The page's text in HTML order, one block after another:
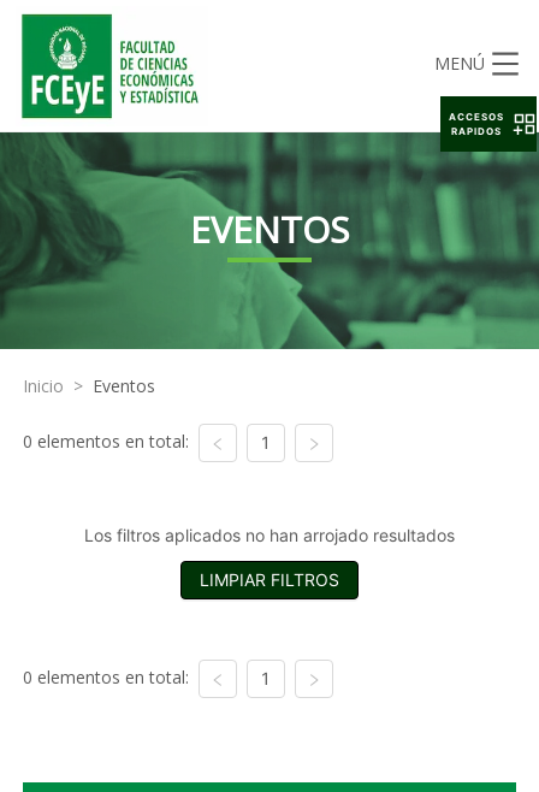
MENÚ
EVENTOS
Inicio > Eventos
0 elementos en total: 1
Los filtros aplicados no han arrojado resultados
LIMPIAR FILTROS
0 elementos en total: 1
ACCESOS
RAPIDOS